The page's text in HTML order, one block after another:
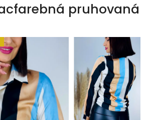
pruhovaná